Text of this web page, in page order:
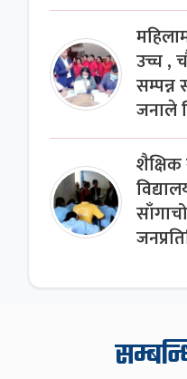
उच्च ,
सम्पन्न
जनाले
शैक्षिक